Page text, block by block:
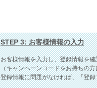
STEP 3: お客様情報の入力
お客様情報を入力し、登録情報を
（キャンペーンコードをお持ちの
登録情報に問題がなければ、「登